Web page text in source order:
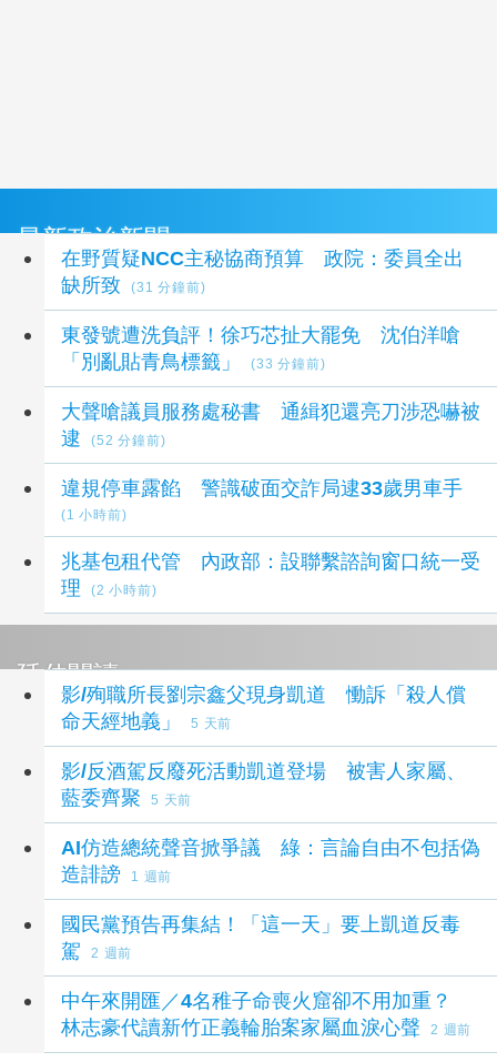
最新政治新聞
在野質疑NCC主秘協商預算 政院：委員全出
缺所致
(31 分鐘前)
東發號遭洗負評！徐巧芯扯大罷免 沈伯洋嗆
「別亂貼青鳥標籤」
(33 分鐘前)
大聲嗆議員服務處秘書 通緝犯還亮刀涉恐嚇被
逮
(52 分鐘前)
違規停車露餡 警識破面交詐局逮33歲男車手
(1 小時前)
兆基包租代管 內政部：設聯繫諮詢窗口統一受
理
(2 小時前)
延伸閱讀
影/殉職所長劉宗鑫父現身凱道 慟訴「殺人償
命天經地義」
5 天前
影/反酒駕反廢死活動凱道登場 被害人家屬、
藍委齊聚
5 天前
AI仿造總統聲音掀爭議 綠：言論自由不包括偽
造誹謗
1 週前
國民黨預告再集結！「這一天」要上凱道反毒
駕
2 週前
中午來開匯／4名稚子命喪火窟卻不用加重？
林志豪代讀新竹正義輪胎案家屬血淚心聲
2 週前